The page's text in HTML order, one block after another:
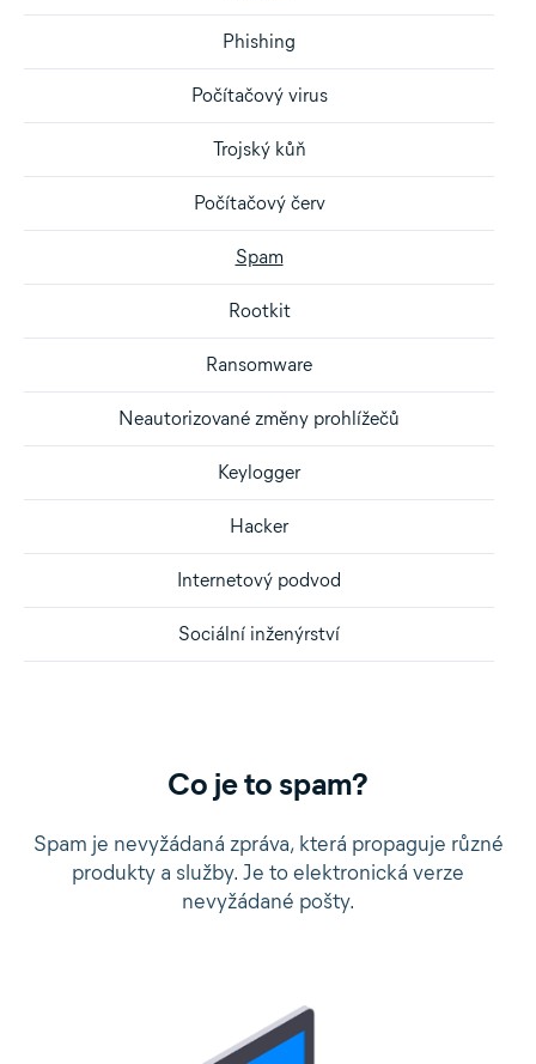
Phishing
Počítačový virus
Trojský kůň
Počítačový červ
Spam
Rootkit
Ransomware
Neautorizované změny prohlížečů
Keylogger
Hacker
Internetový podvod
Sociální inženýrství
Co je to spam?
Spam je nevyžádaná zpráva, která propaguje různé
produkty a služby. Je to elektronická verze
nevyžádané pošty.